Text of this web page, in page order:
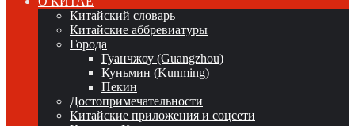
Китайский словарь
Китайские аббревиатуры
Города
Гуанчжоу (Guangzhou)
Куньмин (Kunming)
Пекин
Достопримечательности
Китайские приложения и соцсети